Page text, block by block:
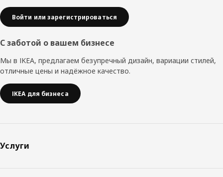
Войти или зарегистрироваться
С заботой о вашем бизнесе
Мы в IKEA, предлагаем безупречный дизайн, вариации стилей,
отличные цены и надёжное качество.
IKEA для бизнеса
Услуги